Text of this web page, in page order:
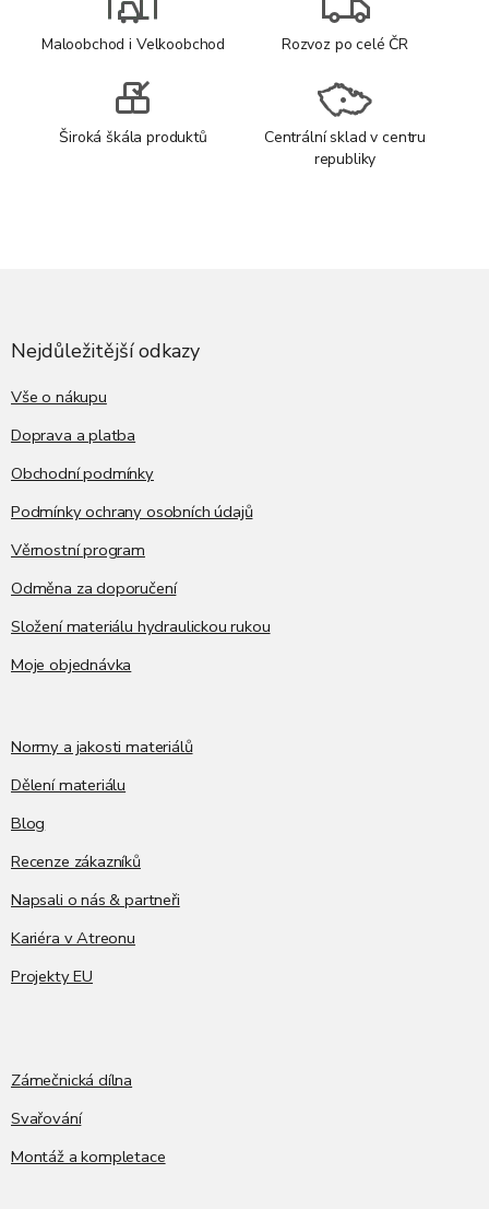
Maloobchod i Velkoobchod Rozvoz po celé ČR
Široká škála produktů
Centrální sklad v centru
republiky
Nejdůležitější odkazy
Vše o nákupu
Doprava a platba
Obchodní podmínky
Podmínky ochrany osobních údajů
Věrnostní program
Odměna za doporučení
Složení materiálu hydraulickou rukou
Moje objednávka
Normy a jakosti materiálů
Dělení materiálu
Blog
Recenze zákazníků
Napsali o nás & partneři
Kariéra v Atreonu
Projekty EU
Zámečnická dílna
Svařování
Montáž a kompletace